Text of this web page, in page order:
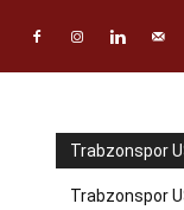
Trabzonspor
Trabzonspor